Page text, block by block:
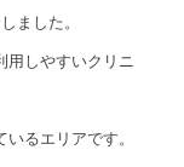
ました。
用しやすいクリニ
るエリアです。